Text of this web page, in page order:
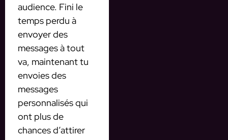
audience. Fini le
temps perdu à
envoyer des
messages à tout
va, maintenant tu
envoies des
messages
personnalisés qui
ont plus de
chances d’attirer